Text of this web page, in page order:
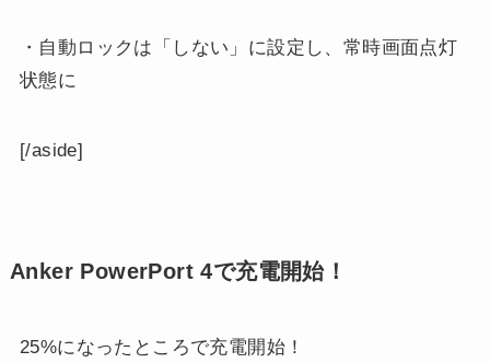
・自動ロックは「しない」に設定し、常時画面点灯
状態に
[/aside]
Anker PowerPort 4で充電開始！
25%になったところで充電開始！